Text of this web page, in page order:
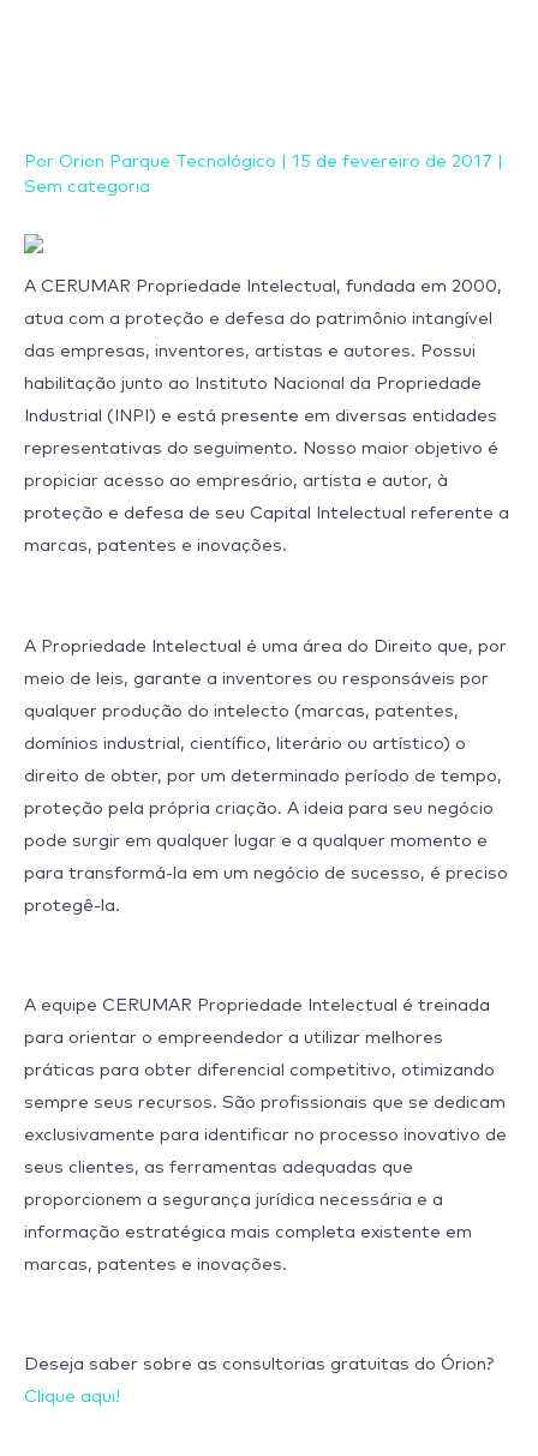
Por Orion Parque Tecnológico | 15 de fevereiro de 2017 |
Sem categoria
A CERUMAR Propriedade Intelectual, fundada em 2000,
atua com a proteção e defesa do patrimônio intangível
das empresas, inventores, artistas e autores. Possui
habilitação junto ao Instituto Nacional da Propriedade
Industrial (INPI) e está presente em diversas entidades
representativas do seguimento. Nosso maior objetivo é
propiciar acesso ao empresário, artista e autor, à
proteção e defesa de seu Capital Intelectual referente a
marcas, patentes e inovações.
A Propriedade Intelectual é uma área do Direito que, por
meio de leis, garante a inventores ou responsáveis por
qualquer produção do intelecto (marcas, patentes,
domínios industrial, científico, literário ou artístico) o
direito de obter, por um determinado período de tempo,
proteção pela própria criação. A ideia para seu negócio
pode surgir em qualquer lugar e a qualquer momento e
para transformá-la em um negócio de sucesso, é preciso
protegê-la.
A equipe CERUMAR Propriedade Intelectual é treinada
para orientar o empreendedor a utilizar melhores
práticas para obter diferencial competitivo, otimizando
sempre seus recursos. São profissionais que se dedicam
exclusivamente para identificar no processo inovativo de
seus clientes, as ferramentas adequadas que
proporcionem a segurança jurídica necessária e a
informação estratégica mais completa existente em
marcas, patentes e inovações.
Deseja saber sobre as consultorias gratuitas do Órion?
Clique aqui!